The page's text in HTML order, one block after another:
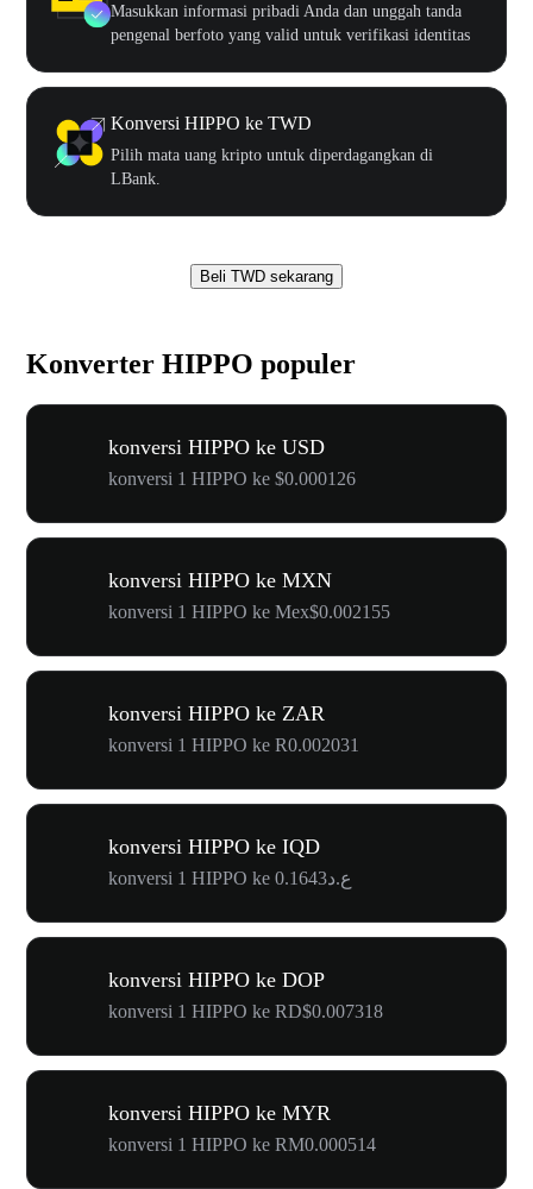
Masukkan informasi pribadi Anda dan unggah tanda
pengenal berfoto yang valid untuk verifikasi identitas
Konversi HIPPO ke TWD
Pilih mata uang kripto untuk diperdagangkan di
LBank.
Beli TWD sekarang
Konverter HIPPO populer
konversi HIPPO ke USD
konversi 1 HIPPO ke $0.000126
konversi HIPPO ke MXN
konversi 1 HIPPO ke Mex$0.002155
konversi HIPPO ke ZAR
konversi 1 HIPPO ke R0.002031
konversi HIPPO ke IQD
konversi 1 HIPPO ke ع.د0.1643
konversi HIPPO ke DOP
konversi 1 HIPPO ke RD$0.007318
konversi HIPPO ke MYR
konversi 1 HIPPO ke RM0.000514